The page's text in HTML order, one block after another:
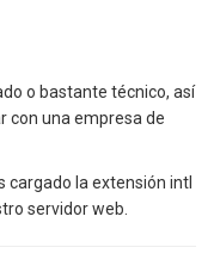
o bastante técnico, así
con una empresa de
cargado la extensión intl
servidor web.